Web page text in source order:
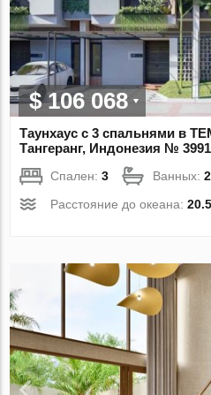
$ 106 068
Таунхаус с 3 спальнями в
Тангеранг, Индонезия № 3991
Спален:3 Ванных:2
Расстояние до океана: